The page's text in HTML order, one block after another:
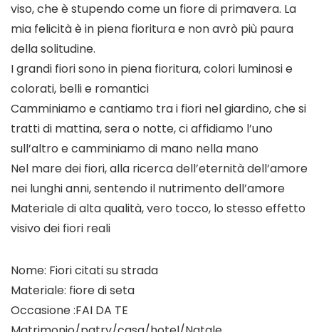
viso, che è stupendo come un fiore di primavera. La
mia felicità è in piena fioritura e non avrò più paura
della solitudine.
I grandi fiori sono in piena fioritura, colori luminosi e
colorati, belli e romantici
Camminiamo e cantiamo tra i fiori nel giardino, che si
tratti di mattina, sera o notte, ci affidiamo l’uno
sull’altro e camminiamo di mano nella mano
Nel mare dei fiori, alla ricerca dell’eternità dell’amore
nei lunghi anni, sentendo il nutrimento dell’amore
Materiale di alta qualità, vero tocco, lo stesso effetto
visivo dei fiori reali
Nome: Fiori citati su strada
Materiale: fiore di seta
Occasione :FAI DA TE